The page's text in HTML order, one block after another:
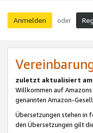
Anmelden oder
zuletzt aktualisiert am:
Willkommen auf
genannten Amazon-
Übersetzungen stehen in
den Übersetzungen gilt